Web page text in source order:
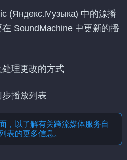
(Яндекс.Музыка) 中的源播
SoundMachine 中更新的播
理更改的方式
播放列表
，以了解有关跨流媒体服务自
表的更多信息。